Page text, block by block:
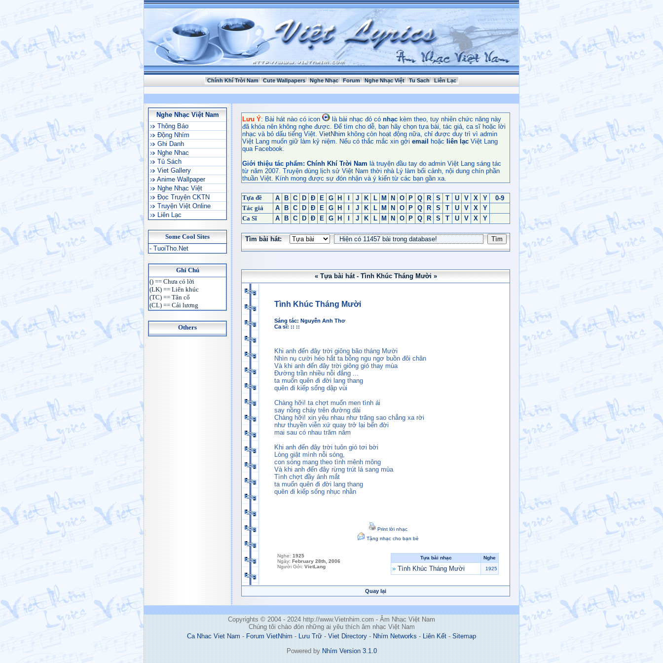
Chính Khí Trời Nam Cute Wallpapers Nghe Nhạc Forum Nghe Nhạc Việt Tu Sach Liên Lạc
Nghe Nhạc Việt Nam
Thông Báo
Động Nhím
Ghi Danh
Nghe Nhac
Tủ Sách
Viet Gallery
Anime Wallpaper
Nghe Nhạc Việt
Đọc Truyện CKTN
Truyện Việt Online
Liên Lạc
Some Cool Sites
- TuoiTho.Net
Ghi Chú
() == Chưa có lời
(LK) == Liên khúc
(TC) == Tân cổ
(CL) == Cải lương
Others
Lưu Ý: Bài hát nào có icon là bài nhạc đó có nhạc kèm theo, tuy nhiên chức năng này
đã khóa nên không nghe được. Để tìm cho dễ, bạn hãy chọn tựa bài, tác giả, ca sĩ hoặc lời
nhạc và bỏ dấu tiếng Việt. VietNhim không còn hoạt động nữa, chỉ được duy trì vì admin
Việt Lang muốn giữ làm kỷ niệm. Nếu có thắc mắc xin gởi email hoặc liên lạc Việt Lang
qua Facebook.
Giới thiệu tác phẩm: Chính Khí Trời Nam là truyện đầu tay do admin Việt Lang sáng tác
từ năm 2007. Truyện dùng lịch sử Việt Nam thời nhà Lý làm bối cảnh, nội dung chín phần
thuần Việt. Kính mong được sự đón nhận và ý kiến từ các bạn gần xa.
Tựa đề A B C D Đ E G H J K L M N O P Q R S T U V X Y
0-9
Tác giả
A B C D Đ E G H J K L M N O P Q R S T U V X
Y
Ca Sĩ
A B C D Đ E G H J K L M N O P Q R S T U V X Y
Tìm bài hát:
« Tựa bài hát - Tình Khúc Tháng Mười »
Tình Khúc Tháng Mười
Sáng tác: Nguyễn Anh Thơ
Ca sĩ: :: ::
Khi anh đến đây trời giông bão tháng Mười
Nhìn nụ cười héo hắt ta bỗng ngu ngơ buồn đôi chân
Và khi anh đến đây trời giông gió thay mùa
Đường trần nhiều nỗi đắng ...
ta muốn quên đi đời lang thang
quên đi kiếp sống dập vùi
Chàng hỡi! ta chợt muốn men tình ái
say nồng cháy trên đường dài
Chàng hỡi! xin yêu nhau như trăng sao chẳng xa rời
như thuyền viễn xứ quay trở lại bến đời
mai sau có nhau trăm năm
Khi anh đến đây trời tuôn gió tơi bời
Lòng giật mình nỗi sóng,
con sóng mang theo tình mênh mông
Và khi anh đến đây rừng trút lá sang mùa
Tình chợt đầy ánh mắt
ta muốn quên đi đời lang thang
quên đi kiếp sống nhục nhằn
Print lời nhạc
Tặng nhạc cho bạn bè
Nghe: 1925
Ngày: February 28th, 2006
Người Gởi: VietLang
Tựa bài nhạc Nghe
» Tình Khúc Tháng Mười 1925
Quay lại
Copyrights © 2004 - 2024 http://www.Vietnhim.com - Âm Nhạc Việt Nam
Chúng tôi chào đón những ai yêu thích âm nhạc Việt Nam
Ca Nhac Viet Nam-Forum VietNhim-Lưu Trữ-Viet Directory-Nhím Networks-Liên Kết-Sitemap
Powered byNhím Version 3.1.0